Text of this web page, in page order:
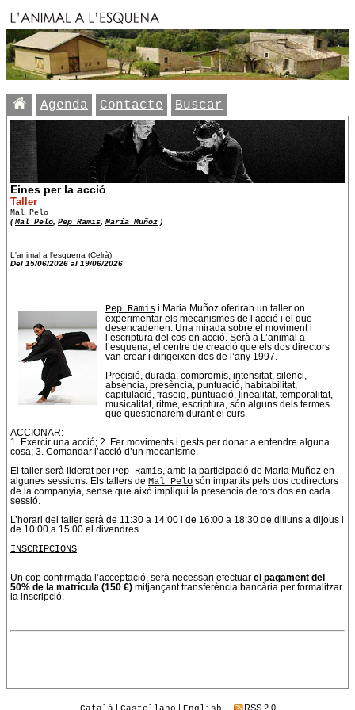
Agenda Contacte Buscar
Eines per la acció
Taller
Mal Pelo
(Mal Pelo Pep Ramis María Muñoz )
L'animal a l'esquena (Celrà)
Del 15/06/2026 al 19/06/2026
Pep Ramis i Maria Muñoz oferiran un taller on
experimentar els mecanismes de l’acció i el que
desencadenen. Una mirada sobre el moviment i
l’escriptura del cos en acció. Serà a L’animal a
l’esquena, el centre de creació que els dos directors
van crear i dirigeixen des de l’any 1997.
Precisió, durada, compromís, intensitat, silenci,
absència, presència, puntuació, habitabilitat,
capitulació, fraseig, puntuació, linealitat, temporalitat,
musicalitat, ritme, escriptura, són alguns dels termes
que qüestionarem durant el curs.
ACCIONAR:
1. Exercir una acció; 2. Fer moviments i gests per donar a entendre alguna
cosa; 3. Comandar l’acció d’un mecanisme.
El taller serà liderat per Pep Ramis , amb la participació de Maria Muñoz en
algunes sessions. Els tallers de Mal Pelo són impartits pels dos codirectors
de la companyia, sense que això impliqui la presència de tots dos en cada
sessió.
L’horari del taller serà de 11:30 a 14:00 i de 16:00 a 18:30 de dilluns a dijous i
de 10:00 a 15:00 el divendres.
INSCRIPCIONS
Un cop confirmada l’acceptació, serà necessari efectuar el pagament del
50% de la matrícula (150 €) mitjançant transferència bancària per formalitzar
la inscripció.
| | RSS 2.0